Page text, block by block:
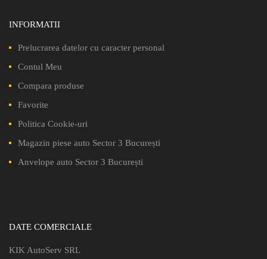
INFORMATII
Prelucrarea datelor cu caracter personal
Contul Meu
Compara produse
Favorite
Politica Cookie-uri
Magazin piese auto Sector 3 București
Anvelope auto Sector 3 București
DATE COMERCIALE
KIK AutoServ SRL